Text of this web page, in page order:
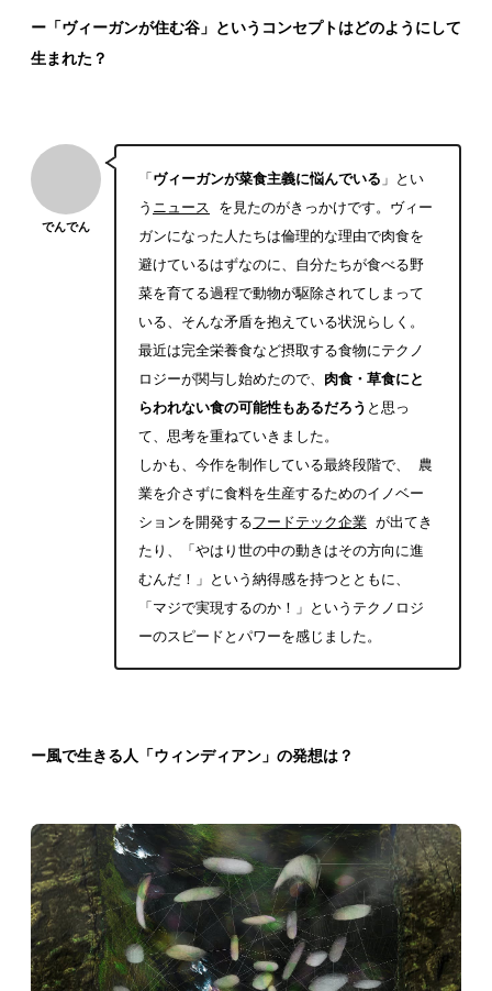
ー「ヴィーガンが住む谷」というコンセプトはどのようにして
生まれた？
でんでん
「ヴィーガンが菜食主義に悩んでいる 」とい
う ニュース を見たのがきっかけです。ヴィー
ガンになった人たちは倫理的な理由で肉食を
避けているはずなのに、自分たちが食べる野
菜を育てる過程で動物が駆除されてしまって
いる、そんな矛盾を抱えている状況らしく。
最近は完全栄養食など摂取する食物にテクノ
ロジーが関与し始めたので、 肉食・草食にと
らわれない食の可能性もあるだろう と思っ
て、思考を重ねていきました。
しかも、今作を制作している最終段階で、
農
業を介さずに食料を生産するためのイノベー
ションを開発するフードテック企業 が出てき
たり、「やはり世の中の動きはその方向に進
むんだ！」という納得感を持つとともに、
「マジで実現するのか！」というテクノロジ
ーのスピードとパワーを感じました。
ー風で生きる人「ウィンディアン」の発想は？